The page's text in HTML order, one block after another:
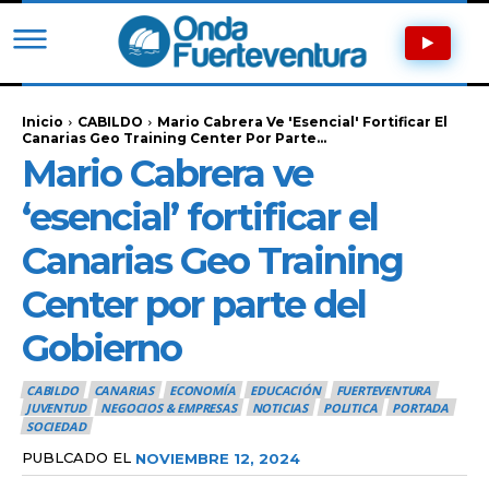
Inicio CABILDO
Mario Cabrera Ve 'esencial' Fortificar El
Canarias Geo Training Center Por Parte...
Mario Cabrera ve
‘esencial’ fortificar el
Canarias Geo Training
Center por parte del
Gobierno
CABILDO CANARIAS ECONOMÍA EDUCACIÓN
FUERTEVENTURA
JUVENTUD
NEGOCIOS & EMPRESAS NOTICIAS POLITICA
PORTADA
SOCIEDAD
PUBLCADO EL NOVIEMBRE 12, 2024